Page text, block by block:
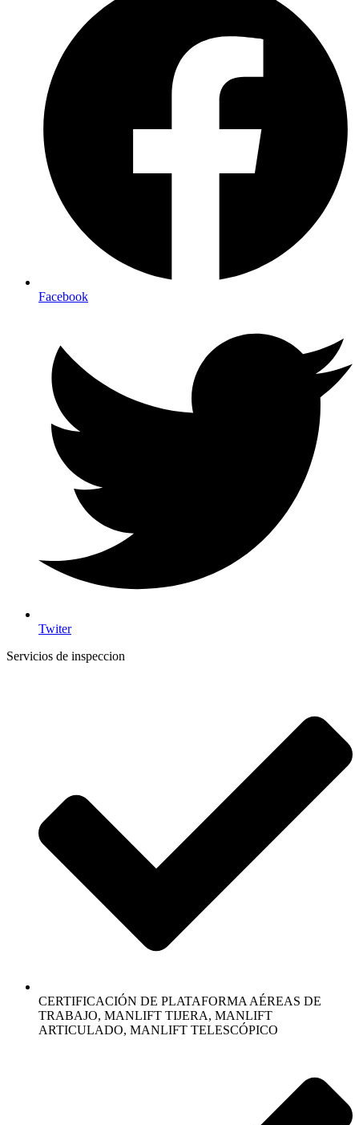
Facebook
Twiter
Servicios de inspeccion
CERTIFICACIÓN DE PLATAFORMA AÉREAS DE
TRABAJO, MANLIFT TIJERA, MANLIFT
ARTICULADO, MANLIFT TELESCÓPICO